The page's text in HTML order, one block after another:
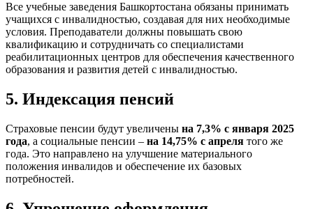
Все учебные заведения Башкортостана обязаны принимать
учащихся с инвалидностью, создавая для них необходимые
условия. Преподаватели должны повышать свою
квалификацию и сотрудничать со специалистами
реабилитационных центров для обеспечения качественного
образования и развития детей с инвалидностью.
5. Индексация пенсий
Страховые пенсии будут увеличены на 7,3% с января 2025
года, а социальные пенсии – на 14,75% с апреля того же
года. Это направлено на улучшение материального
положения инвалидов и обеспечение их базовых
потребностей.